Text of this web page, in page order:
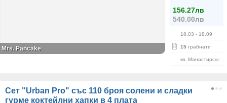
156.27лв
540.00лв
18.03 - 18.09
15 грабнати
кв. Манастирски
Mrs. Pancake
Сет "Urban Pro" със 110 броя солени и сладки
гурме коктейлни хапки в 4 плата